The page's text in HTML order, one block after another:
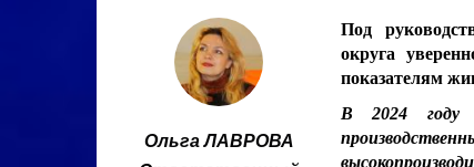
Ольга ЛАВРОВА
Под
округа
показателям
В 2024 году